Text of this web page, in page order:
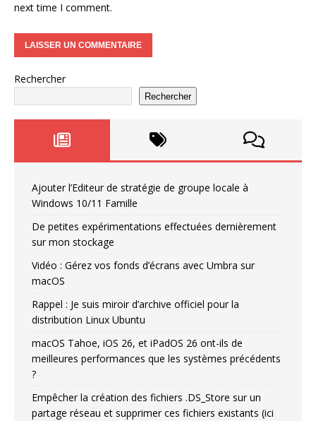
next time I comment.
Rechercher
Rechercher
Ajouter l’Editeur de stratégie de groupe locale à
Windows 10/11 Famille
De petites expérimentations effectuées dernièrement
sur mon stockage
Vidéo : Gérez vos fonds d’écrans avec Umbra sur
macOS
Rappel : Je suis miroir d’archive officiel pour la
distribution Linux Ubuntu
macOS Tahoe, iOS 26, et iPadOS 26 ont-ils de
meilleures performances que les systèmes précédents
?
Empêcher la création des fichiers .DS_Store sur un
partage réseau et supprimer ces fichiers existants (ici